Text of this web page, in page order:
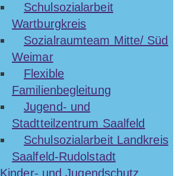
Schulsozialarbeit
Wartburgkreis
Sozialraumteam Mitte/ Süd
Weimar
Flexible
Familienbegleitung
Jugend- und
Stadtteilzentrum Saalfeld
Schulsozialarbeit Landkreis
Saalfeld-Rudolstadt
Kinder- und Jugendschutz